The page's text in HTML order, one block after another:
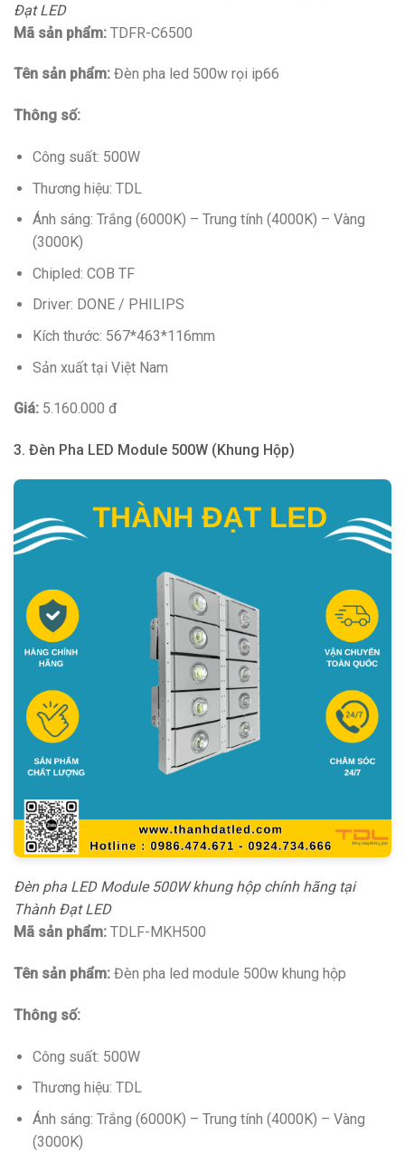
Đạt LED
Mã sản phẩm: TDFR-C6500
Tên sản phẩm: Đèn pha led 500w rọi ip66
Thông số:
Công suất: 500W
Thương hiệu: TDL
Ánh sáng: Trắng (6000K) – Trung tính (4000K) – Vàng
(3000K)
Chipled: COB TF
Driver: DONE / PHILIPS
Kích thước: 567*463*116mm
Sản xuất tại Việt Nam
Giá: 5.160.000 đ
3. Đèn Pha LED Module 500W (Khung Hộp)
Đèn pha LED Module 500W khung hộp chính hãng tại
Thành Đạt LED
Mã sản phẩm: TDLF-MKH500
Tên sản phẩm: Đèn pha led module 500w khung hộp
Thông số:
Công suất: 500W
Thương hiệu: TDL
Ánh sáng: Trắng (6000K) – Trung tính (4000K) – Vàng
(3000K)